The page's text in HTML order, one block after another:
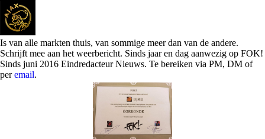
Is van alle markten thuis, van sommige meer dan van de andere.
Schrijft mee aan het weerbericht. Sinds jaar en dag aanwezig op FOK!
Sinds juni 2016 Eindredacteur Nieuws. Te bereiken via PM, DM of
peremail.